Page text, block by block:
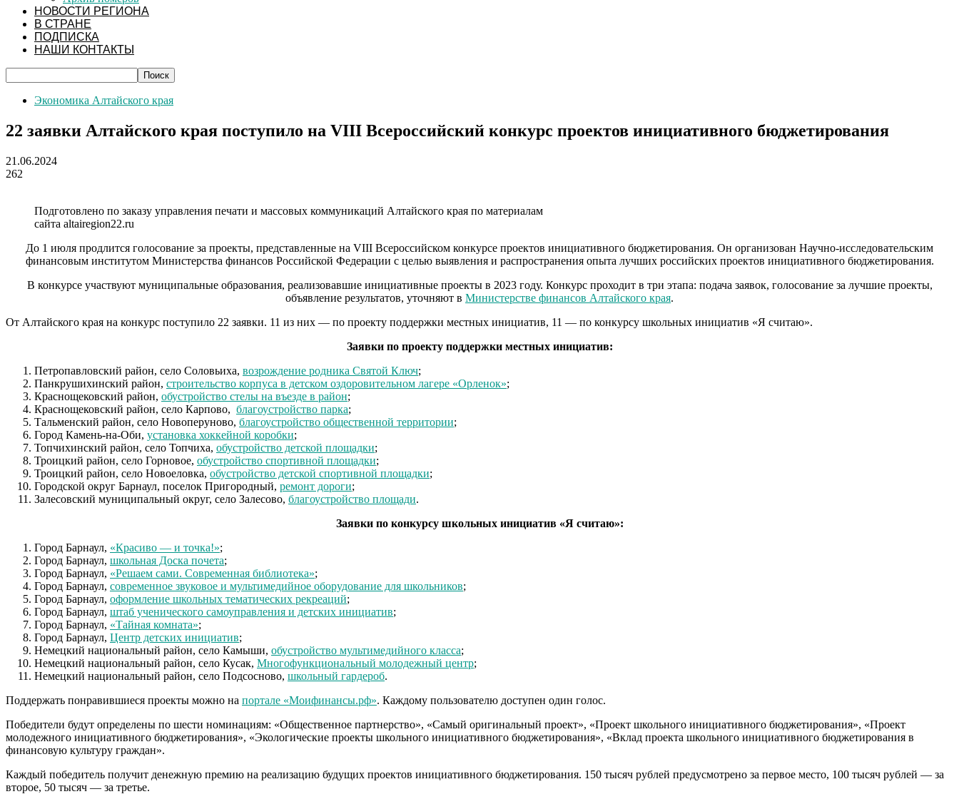
НОВОСТИ РЕГИОНА
В СТРАНЕ
ПОДПИСКА
НАШИ КОНТАКТЫ
Экономика Алтайского края
22 заявки Алтайского края поступило на VIII Всероссийский конкурс проектов инициативного бюджетирования
21.06.2024
262
Подготовлено по заказу управления печати и массовых коммуникаций Алтайского края по материалам
сайта altairegion22.ru
До 1 июля продлится голосование за проекты, представленные на VIII Всероссийском конкурсе проектов инициативного бюджетирования. Он организован Научно-исследовательским
финансовым институтом Министерства финансов Российской Федерации с целью выявления и распространения опыта лучших российских проектов инициативного бюджетирования.
В конкурсе участвуют муниципальные образования, реализовавшие инициативные проекты в 2023 году. Конкурс проходит в три этапа: подача заявок, голосование за лучшие проекты,
объявление результатов, уточняют в Министерстве финансов Алтайского края.
От Алтайского края на конкурс поступило 22 заявки. 11 из них — по проекту поддержки местных инициатив, 11 — по конкурсу школьных инициатив «Я считаю».
Заявки по проекту поддержки местных инициатив:
Петропавловский район, село Соловьиха, возрождение родника Святой Ключ;
Панкрушихинский район, строительство корпуса в детском оздоровительном лагере «Орленок»;
Краснощековский район, обустройство стелы на въезде в район;
Краснощековский район, село Карпово, благоустройство парка;
Тальменский район, село Новоперуново, благоустройство общественной территории;
Город Камень-на-Оби, установка хоккейной коробки;
Топчихинский район, село Топчиха, обустройство детской площадки;
Троицкий район, село Горновое, обустройство спортивной площадки;
Троицкий район, село Новоеловка, обустройство детской спортивной площадки;
Городской округ Барнаул, поселок Пригородный, ремонт дороги;
Залесовский муниципальный округ, село Залесово, благоустройство площади.
Заявки по конкурсу школьных инициатив «Я считаю»:
Город Барнаул, «Красиво — и точка!»;
Город Барнаул, школьная Доска почета;
Город Барнаул, «Решаем сами. Современная библиотека»;
Город Барнаул, современное звуковое и мультимедийное оборудование для школьников;
Город Барнаул, оформление школьных тематических рекреаций;
Город Барнаул, штаб ученического самоуправления и детских инициатив;
Город Барнаул, «Тайная комната»;
Город Барнаул, Центр детских инициатив;
Немецкий национальный район, село Камыши, обустройство мультимедийного класса;
Немецкий национальный район, село Кусак, Многофункциональный молодежный центр;
Немецкий национальный район, село Подсосново, школьный гардероб.
Поддержать понравившиеся проекты можно на портале «Моифинансы.рф». Каждому пользователю доступен один голос.
Победители будут определены по шести номинациям: «Общественное партнерство», «Самый оригинальный проект», «Проект школьного инициативного бюджетирования», «Проект
молодежного инициативного бюджетирования», «Экологические проекты школьного инициативного бюджетирования», «Вклад проекта школьного инициативного бюджетирования в
финансовую культуру граждан».
Каждый победитель получит денежную премию на реализацию будущих проектов инициативного бюджетирования. 150 тысяч рублей предусмотрено за первое место, 100 тысяч рублей — за
второе, 50 тысяч — за третье.